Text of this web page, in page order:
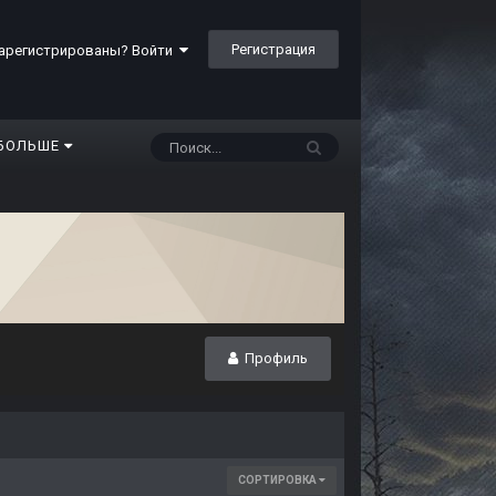
Войти Регистрация
Профиль
СОРТИРОВКА